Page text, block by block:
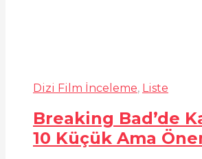
Dizi Film İnceleme, Liste
Breaking Bad’de
10 Küçük Ama